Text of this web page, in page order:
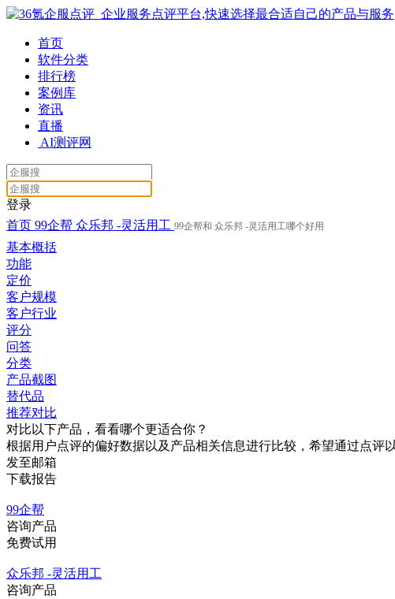
首页
软件分类
排行榜
案例库
资讯
直播
AI测评网
登录
首页 99企帮 众乐邦 -灵活用工 99企帮和 众乐邦 -灵活用工哪个好用
基本概括
功能
定价
客户规模
客户行业
评分
问答
分类
产品截图
替代品
推荐对比
对比以下产品，看看哪个更适合你？
根据用户点评的偏好数据以及产品相关信息进行比较，希望通过点评
发至邮箱
下载报告
99企帮
咨询产品
免费试用
众乐邦 -灵活用工
咨询产品